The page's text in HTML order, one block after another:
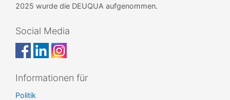
2025 wurde die DEUQUA aufgenommen.
Social Media
Informationen für
Politik